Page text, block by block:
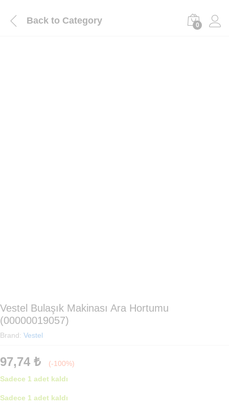
Back to Category 0
Vestel Bulaşık Makinası Ara Hortumu
(00000019057)
Brand: Vestel
97,74 ₺
(-100%)
Sadece 1 adet kaldı
Sadece 1 adet kaldı